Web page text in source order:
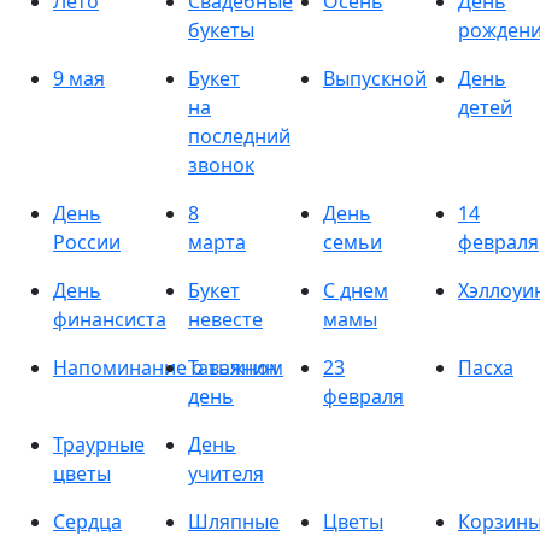
букеты
9 мая
Букет
на
последний
звонок
Выпускной
День
детей
День
России
8
марта
День
семьи
14
февраля
День
финансиста
Букет
невесте
С днем
мамы
Напоминание о важном
Татьянин
день
23
февраля
Пасха
Траурные
цветы
День
учителя
Сердца
Шляпные
Цветы